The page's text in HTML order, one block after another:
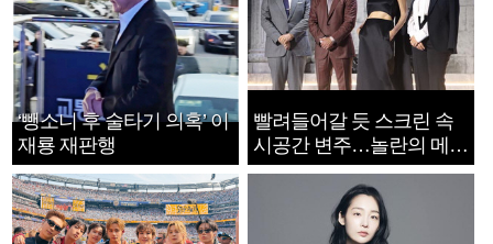
‘뺑소니 후 술타기 의혹’ 이
재룡 재판행
빨려들어갈 듯 스크린 속
시공간 변주…놀란의 메시
지는 ‘전쟁 속죄’